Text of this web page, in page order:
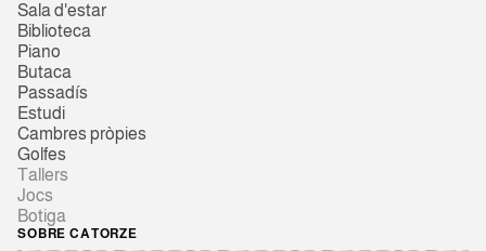
Sala d'estar
Biblioteca
Piano
Butaca
Passadís
Estudi
Cambres pròpies
Golfes
Tallers
Jocs
Botiga
SOBRE CATORZE